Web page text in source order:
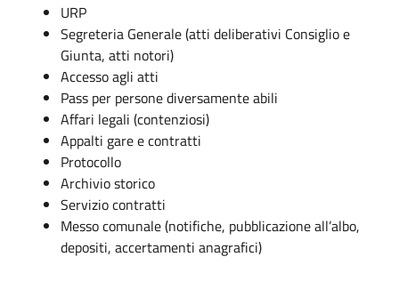
URP
Segreteria Generale (atti deliberativi Consiglio e
Giunta, atti notori)
Accesso agli atti
Pass per persone diversamente abili
Affari legali (contenziosi)
Appalti gare e contratti
Protocollo
Archivio storico
Servizio contratti
Messo comunale (notifiche, pubblicazione all’albo,
depositi, accertamenti anagrafici)